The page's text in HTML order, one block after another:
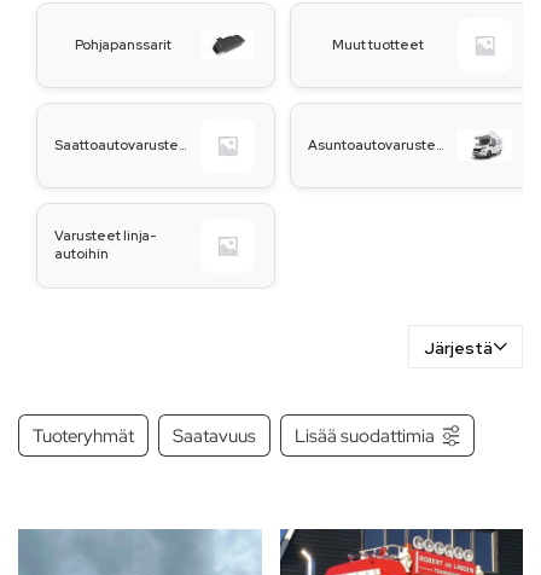
Pohjapanssarit Muut tuotteet
Varusteet linja-
autoihin
Järjestä
Tuoteryhmät Saatavuus Lisää suodattimia